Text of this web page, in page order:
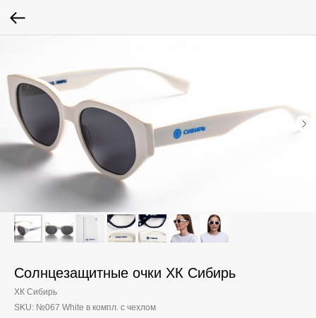
Солнцезащитные очки ХК Сибирь
ХК Сибирь
SKU: №067 White в компл. с чехлом